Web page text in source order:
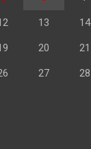
13 14
20 21
27 28